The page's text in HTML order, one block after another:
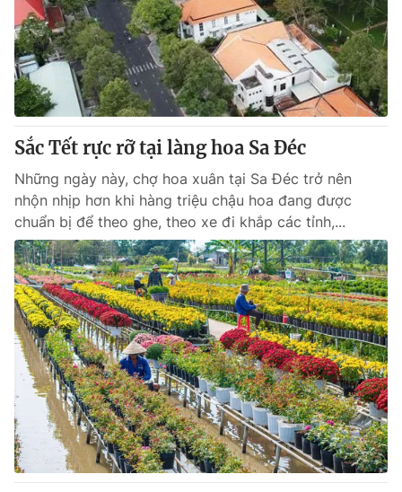
Sắc Tết rực rỡ tại làng hoa Sa Đéc
Những ngày này, chợ hoa xuân tại Sa Đéc trở nên
nhộn nhịp hơn khi hàng triệu chậu hoa đang được
chuẩn bị để theo ghe, theo xe đi khắp các tỉnh,...